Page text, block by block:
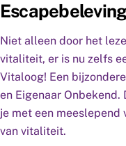
Niet alleen door het
vitaliteit, er is nu zelfs
Vitaloog! Een
en Eigenaar
je met een
van vitaliteit.